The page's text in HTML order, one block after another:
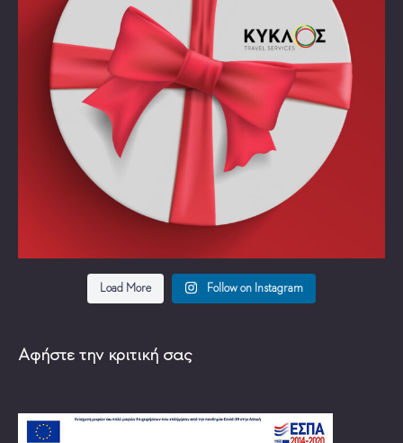
Load More Follow on Instagram
Αφήστε την κριτική σας